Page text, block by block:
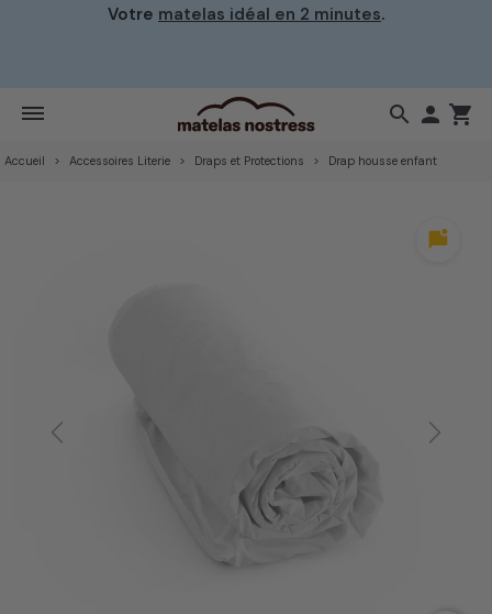
Votre matelas idéal en 2 minutes.
search  shopping_cart
Accueil Accessoires Literie Draps et Protections Drap housse enfant
mark_chat_unread
Previous Next